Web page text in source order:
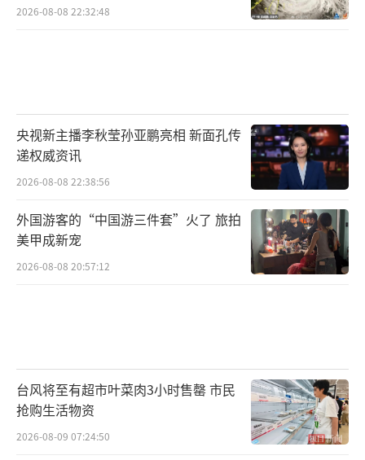
2026-08-08 22:32:48
央视新主播李秋莹孙亚鹏亮相 新面孔传
递权威资讯
2026-08-08 22:38:56
外国游客的“中国游三件套”火了 旅拍
美甲成新宠
2026-08-08 20:57:12
台风将至有超市叶菜肉3小时售罄 市民
抢购生活物资
2026-08-09 07:24:50